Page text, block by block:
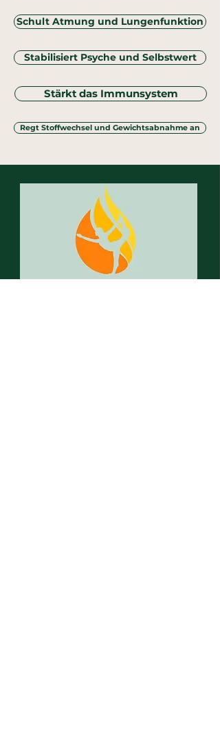
Schult Atmung und Lungenfunktion
Stabilisiert Psyche und Selbstwert
Stärkt das Immunsystem
Regt Stoffwechsel und Gewichtsabnahme an